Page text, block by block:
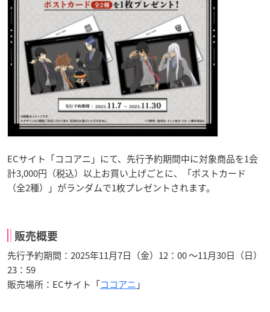
ECサイト「ココアニ」にて、先行予約期間中に対象商品を1会
計3,000円（税込）以上お買い上げごとに、「ポストカード
（全2種）」がランダムで1枚プレゼントされます。
販売概要
先行予約期間：2025年11月7日（金）12：00 〜11月30日（日）
23：59
販売場所：ECサイト「ココアニ 」